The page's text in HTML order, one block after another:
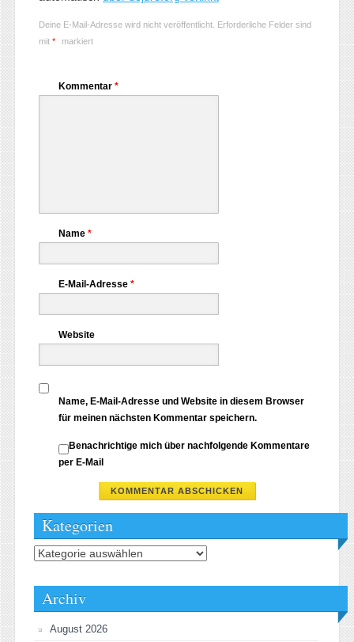
Deine E-Mail-Adresse wird nicht veröffentlicht. Erforderliche Felder sind
mit * markiert
Kommentar *
Name *
E-Mail-Adresse *
Website
Name, E-Mail-Adresse und Website in diesem Browser
für meinen nächsten Kommentar speichern.
Benachrichtige mich über nachfolgende Kommentare
per E-Mail
Kategorien
Kategorien
Archiv
August 2026